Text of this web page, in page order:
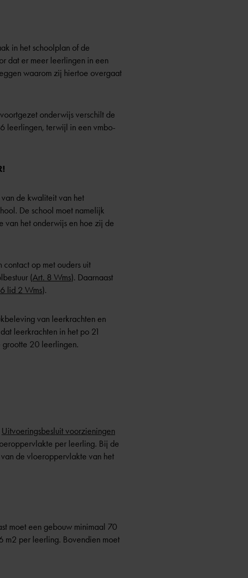
in het schoolplan of de
dat er meer leerlingen in een
waarom zij hiertoe overgaat
onderwijs verschilt de
leerlingen, terwijl in een vmbo-
de kwaliteit van het
De school moet namelijk
van het onderwijs en hoe zij de
op met ouders uit
(Art. 8 Wms). Daarnaast
lid 2 Wms).
van leerkrachten en
leerkrachten in het po 21
grootte 20 leerlingen.
Uitvoeringsbesluit voorzieningen
per leerling. Bij de
de vloeroppervlakte van het
moet een gebouw minimaal 70
m2 per leerling. Bovendien moet